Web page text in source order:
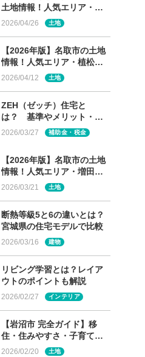
土地情報！人気エリア・中
田6丁目の未公開分譲地を解
2026/04/26 土地
【2026年版】名取市の土地
情報！人気エリア・植松の
未公開分譲地を解説
2026/04/12 土地
ZEH（ゼッチ）住宅と
は？ 基準やメリット・デ
メリット・補助金制度を解
2026/03/27 補助金・税金
【2026年版】名取市の土地
情報！人気エリア・増田の
未公開分譲地を解説
2026/03/21 土地
断熱等級5と6の違いとは？
宮城県の住宅モデルで比較
2026/03/16 建物
リビング学習とは？レイア
ウトのポイントも解説
2026/02/27 インテリア
【岩沼市 完全ガイド】移
住・住みやすさ・子育て～
この街が選ばれる理由と
2026/02/20 土地